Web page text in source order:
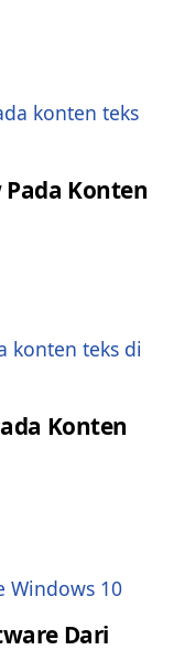
Pada Konten
Konten
Dari